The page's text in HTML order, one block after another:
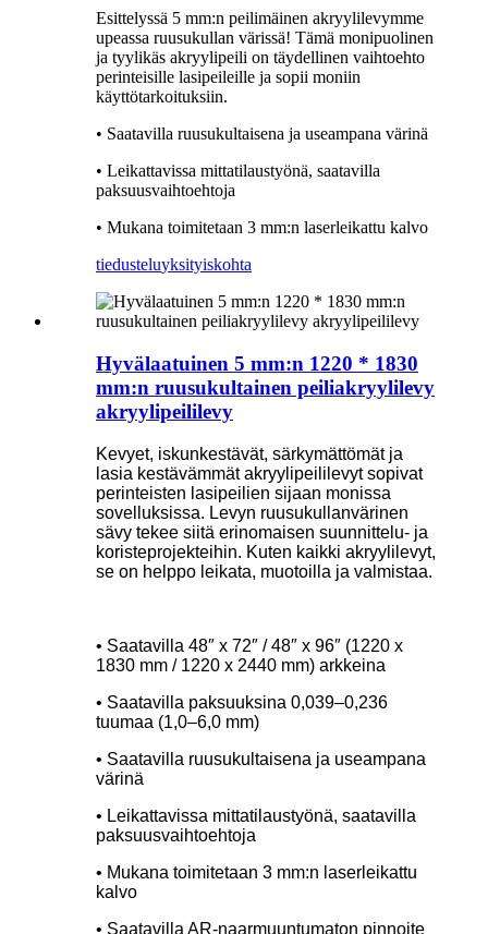
Esittelyssä 5 mm:n peilimäinen akryylilevymme
upeassa ruusukullan värissä! Tämä monipuolinen
ja tyylikäs akryylipeili on täydellinen vaihtoehto
perinteisille lasipeileille ja sopii moniin
käyttötarkoituksiin.
• Saatavilla ruusukultaisena ja useampana värinä
• Leikattavissa mittatilaustyönä, saatavilla
paksuusvaihtoehtoja
• Mukana toimitetaan 3 mm:n laserleikattu kalvo
tiedusteluyksityiskohta
Hyvälaatuinen 5 mm:n 1220 * 1830
mm:n ruusukultainen peiliakryylilevy
akryylipeililevy
Kevyet, iskunkestävät, särkymättömät ja
lasia kestävämmät akryylipeililevyt sopivat
perinteisten lasipeilien sijaan monissa
sovelluksissa. Levyn ruusukullanvärinen
sävy tekee siitä erinomaisen suunnittelu- ja
koristeprojekteihin. Kuten kaikki akryylilevyt,
se on helppo leikata, muotoilla ja valmistaa.
• Saatavilla 48″ x 72″ / 48″ x 96″ (1220 x
1830 mm / 1220 x 2440 mm) arkkeina
• Saatavilla paksuuksina 0,039–0,236
tuumaa (1,0–6,0 mm)
• Saatavilla ruusukultaisena ja useampana
värinä
• Leikattavissa mittatilaustyönä, saatavilla
paksuusvaihtoehtoja
• Mukana toimitetaan 3 mm:n laserleikattu
kalvo
• Saatavilla AR-naarmuuntumaton pinnoite